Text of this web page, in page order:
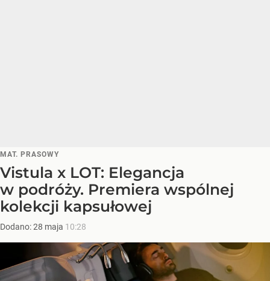
MAT. PRASOWY
Vistula x LOT: Elegancja
w podróży. Premiera wspólnej
kolekcji kapsułowej
Dodano:28 maja 10:28